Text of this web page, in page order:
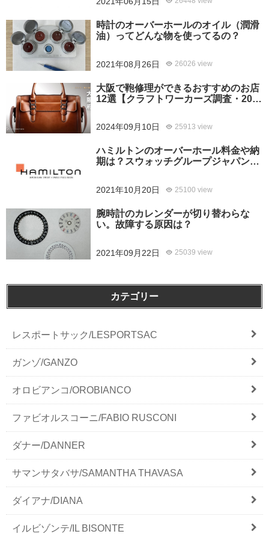
時計のオーバーホールのオイル（潤滑
油）ってどんな物を使ってるの？
2021年08月26日 26026 view
大阪で鞄修理ができるおすすめのお店
12選【クラフトワーカーズ調査・2026
2024年09月10日 25913 view
ハミルトンのオーバーホール料金や納
期は？スウォッチグループジャパンと
2021年10月20日 25100 view
腕時計のカレンダーが切り替わらな
い。故障する原因は？
2021年09月22日 25039 view
カテゴリー
レスポートサック/LESPORTSAC
ガンゾ/GANZO
オロビアンコ/OROBIANCO
ファビオルスコーニ/FABIO RUSCONI
ダナー/DANNER
サマンサタバサ/SAMANTHA THAVASA
ダイアナ/DIANA
イルビゾンテ/IL BISONTE